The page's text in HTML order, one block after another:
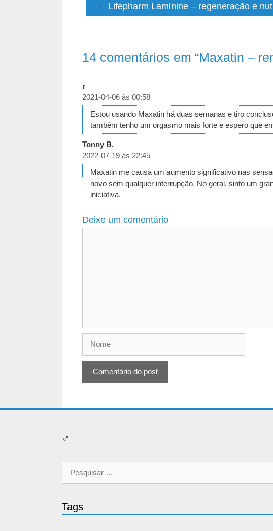
Lifepharm Laminine – regeneração e
14 comentários em “Maxatin –
r
2021-04-06 às 00:58
Estou usando Maxatin há duas semanas e tiro
também tenho um orgasmo mais forte e espero que
Tonny B.
2022-07-19 às 22:45
Maxatin me causa um aumento significativo nas
novo sem qualquer interrupção. No geral, sinto um
iniciativa.
Deixe um comentário
♂
Pesquisar
Tags